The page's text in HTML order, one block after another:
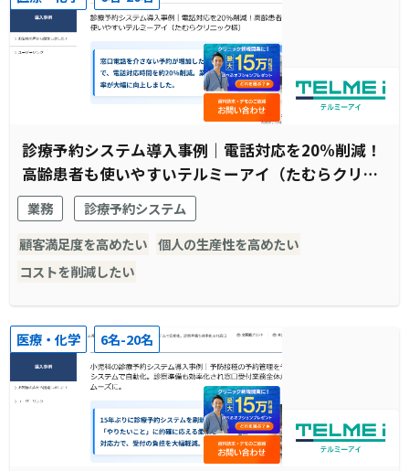
診療予約システム導入事例｜電話対応を20%削減！
高齢患者も使いやすいテルミーアイ（たむらクリニ
ック様）
業務
診療予約システム
顧客満足度を高めたい 個人の生産性を高めたい
コストを削減したい
医療・化学 6名-20名